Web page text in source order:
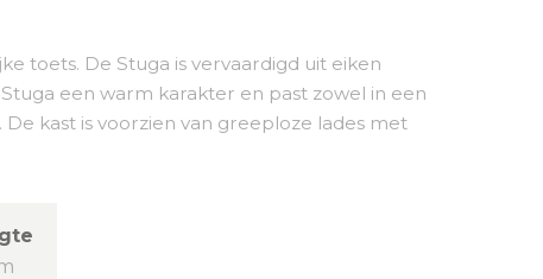
toets. De Stuga is vervaardigd uit eiken
een warm karakter en past zowel in een
kast is voorzien van greeploze lades met